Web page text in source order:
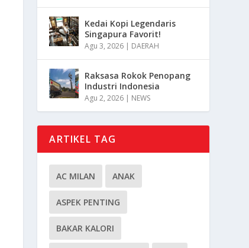
Kedai Kopi Legendaris
Singapura Favorit!
Agu 3, 2026 | DAERAH
Raksasa Rokok Penopang
Industri Indonesia
Agu 2, 2026 | NEWS
ARTIKEL TAG
AC MILAN ANAK
ASPEK PENTING
BAKAR KALORI